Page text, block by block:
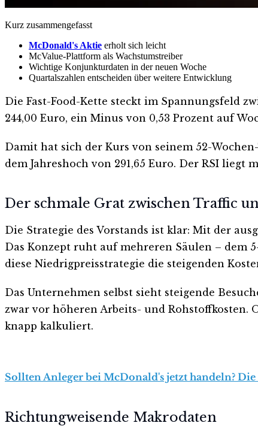
Kurz zusammengefasst
McDonald's Aktie erholt sich leicht
McValue-Plattform als Wachstumstreiber
Wichtige Konjunkturdaten in der neuen Woche
Quartalszahlen entscheiden über weitere Entwicklung
Die Fast-Food-Kette steckt im Spannungsfeld
244,00 Euro, ein Minus von 0,53 Prozent auf
Damit hat sich der Kurs von seinem 52-
dem Jahreshoch von 291,65 Euro. Der RSI
Der schmale Grat zwischen Traffic
Die Strategie des Vorstands ist klar: Mit der
Das Konzept ruht auf mehreren Säulen – dem
diese Niedrigpreisstrategie die steigenden
Das Unternehmen selbst sieht steigende
zwar vor höheren Arbeits- und Rohstoffkosten.
knapp kalkuliert.
Sollten Anleger bei McDonald's jetzt handeln?
Richtungweisende Makrodaten